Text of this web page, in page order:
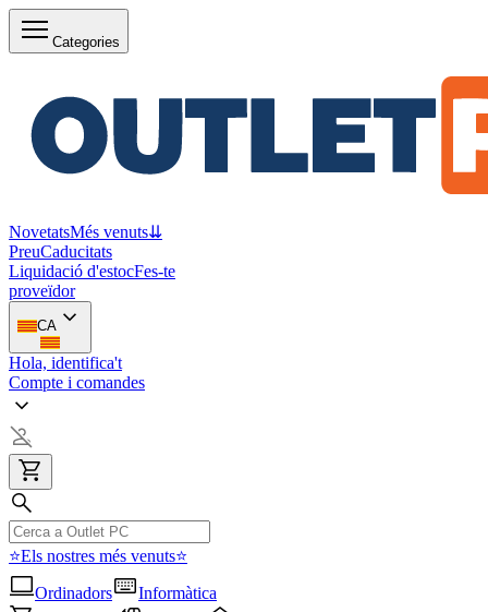
Categories
NovetatsMés venuts⇊
PreuCaducitats
Liquidació d'estocFes-te
proveïdor
CA
Hola, identifica't
Compte i comandes
⭐Els nostres més venuts⭐
Ordinadors
Informàtica